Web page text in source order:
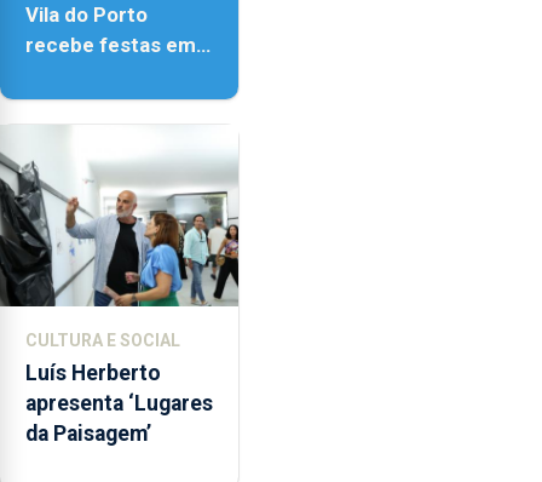
Vila do Porto
recebe festas em
Senhora da
CULTURA E SOCIAL
Luís Herberto
apresenta ‘Lugares
da Paisagem’